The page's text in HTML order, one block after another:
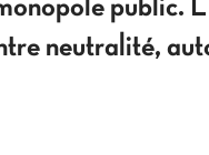
public.
neutralité,